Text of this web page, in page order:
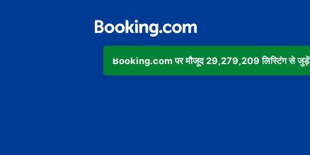
Booking.com पर मौजूद 29,279,209 लिस्टिंग से जुड़ें